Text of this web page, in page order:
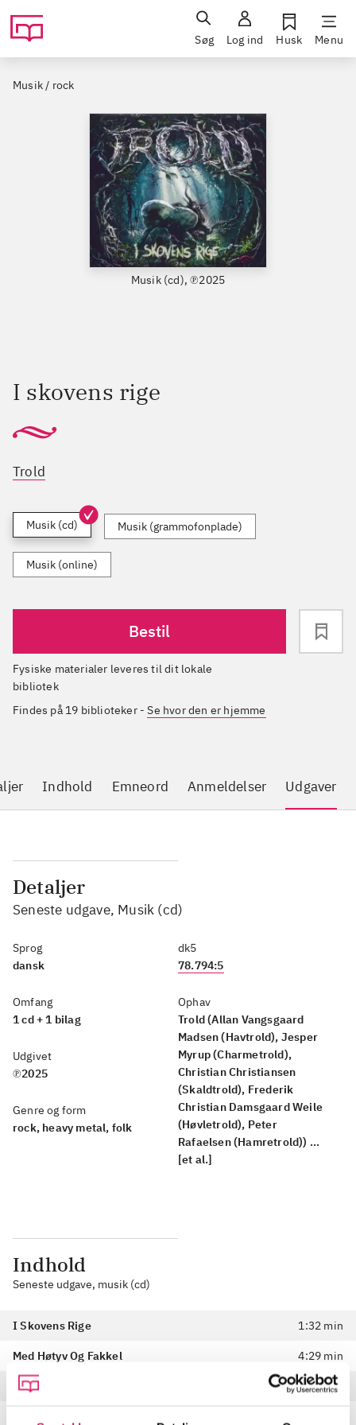
Søg Log ind Husk Menu
Musik / rock
Musik (cd), ℗2025
I skovens rige
Trold
Musik (cd) Musik (grammofonplade)
Musik (online)
Bestil
Fysiske materialer leveres til dit lokale
bibliotek
Findes på 19 biblioteker-Se hvor den er hjemme
Indhold Emneord Anmeldelser Udgaver
Detaljer
Seneste udgave, Musik (cd)
Sprog
dansk
Omfang
1 cd + 1 bilag
Udgivet
℗2025
Genre og form
rock, heavy metal, folk
dk5
78.794:5
Ophav
Trold (Allan Vangsgaard
Madsen (Havtrold), Jesper
Myrup (Charmetrold),
Christian Christiansen
(Skaldtrold), Frederik
Christian Damsgaard Weile
(Høvletrold), Peter
Rafaelsen (Hamretrold)) ...
[et al.]
Indhold
Seneste udgave, musik (cd)
I Skovens Rige 1:32 min
Med Høtyv Og Fakkel 4:29 min
Troldmanden 3:32 min